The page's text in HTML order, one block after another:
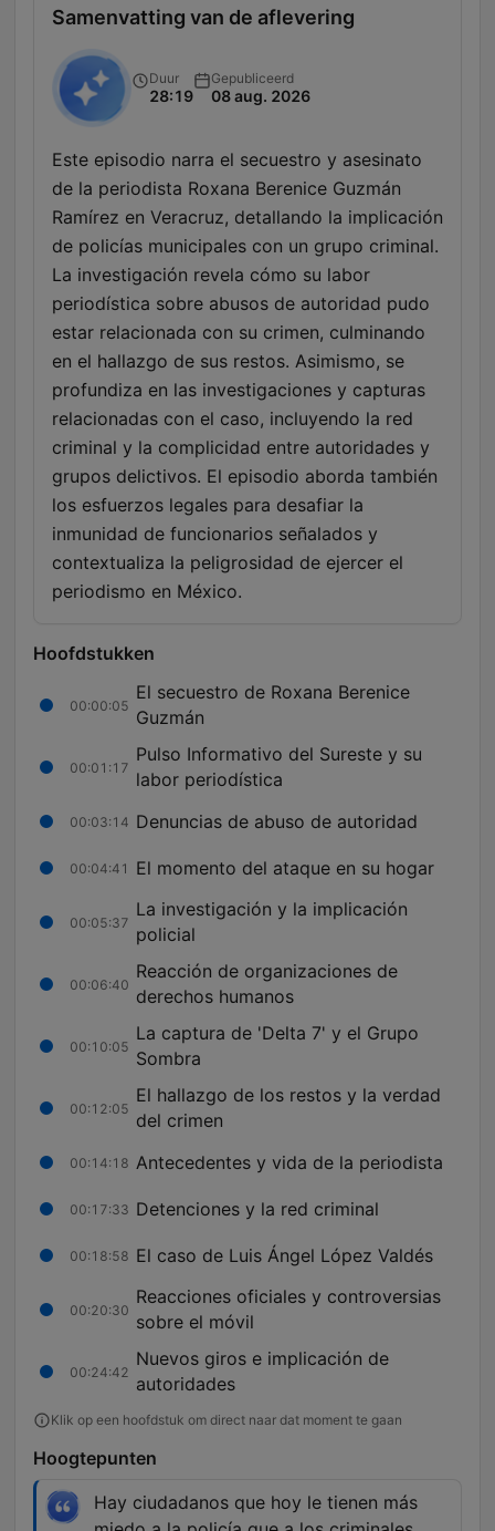
Samenvatting van de aflevering
Duur
28:19
Gepubliceerd
08 aug. 2026
Este episodio narra el secuestro y asesinato
de la periodista Roxana Berenice Guzmán
Ramírez en Veracruz, detallando la implicación
de policías municipales con un grupo criminal.
La investigación revela cómo su labor
periodística sobre abusos de autoridad pudo
estar relacionada con su crimen, culminando
en el hallazgo de sus restos. Asimismo, se
profundiza en las investigaciones y capturas
relacionadas con el caso, incluyendo la red
criminal y la complicidad entre autoridades y
grupos delictivos. El episodio aborda también
los esfuerzos legales para desafiar la
inmunidad de funcionarios señalados y
contextualiza la peligrosidad de ejercer el
periodismo en México.
Hoofdstukken
00:00:05
El secuestro de Roxana Berenice
Guzmán
00:01:17
Pulso Informativo del Sureste y su
labor periodística
00:03:14 Denuncias de abuso de autoridad
00:04:41 El momento del ataque en su hogar
00:05:37
La investigación y la implicación
policial
00:06:40
Reacción de organizaciones de
derechos humanos
00:10:05
La captura de 'Delta 7' y el Grupo
Sombra
00:12:05
El hallazgo de los restos y la verdad
del crimen
00:14:18 Antecedentes y vida de la periodista
00:17:33 Detenciones y la red criminal
00:18:58 El caso de Luis Ángel López Valdés
00:20:30
Reacciones oficiales y controversias
sobre el móvil
00:24:42
Nuevos giros e implicación de
autoridades
Klik op een hoofdstuk om direct naar dat moment te gaan
Hoogtepunten
Hay ciudadanos que hoy le tienen más